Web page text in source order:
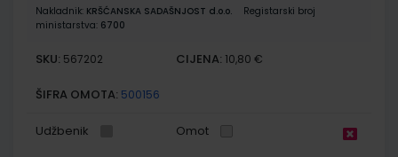
Nakladnik: KRŠĆANSKA SADAŠNJOST d.o.o.
Registarski broj
ministarstva: 6700
SKU: 567202 CIJENA: 10,80 €
ŠIFRA OMOTA: 500156
Udžbenik Omot